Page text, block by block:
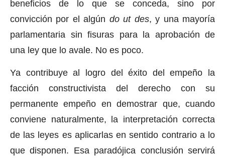
beneficios de lo que se conceda, sino por
convicción por el algún do ut des, y una mayoría
parlamentaria sin fisuras para la aprobación de
una ley que lo avale. No es poco.
Ya contribuye al logro del éxito del empeño la
facción constructivista del derecho con su
permanente empeño en demostrar que, cuando
conviene naturalmente, la interpretación correcta
de las leyes es aplicarlas en sentido contrario a lo
que disponen. Esa paradójica conclusión servirá